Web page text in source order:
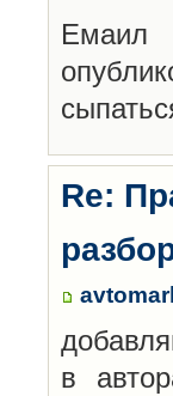
Емаил
Re:
в